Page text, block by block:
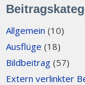
Allgemein (10)
Ausflüge (18)
Bildbeitrag (57)
Extern verlinkter